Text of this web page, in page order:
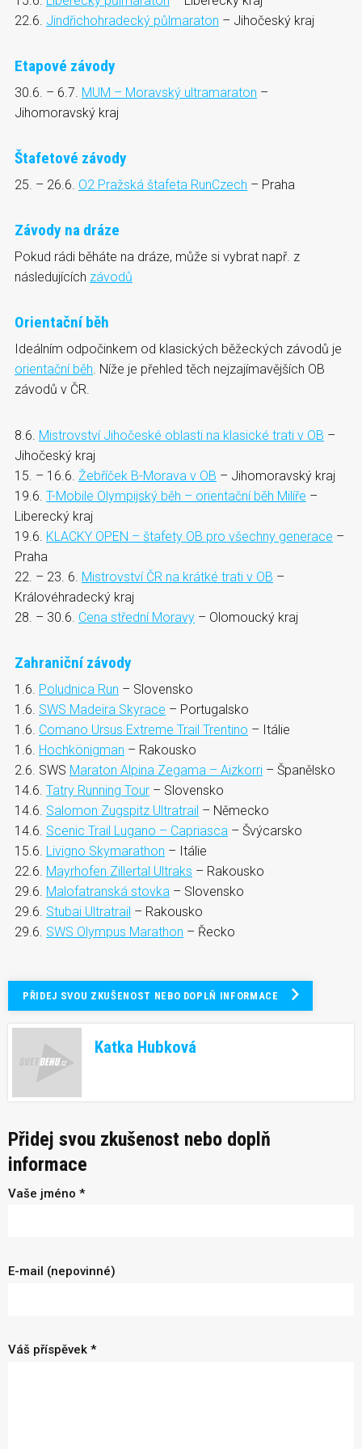
22.6. Jindřichohradecký půlmaraton – Jihočeský kraj
Etapové závody
30.6. – 6.7. MUM – Moravský ultramaraton –
Jihomoravský kraj
Štafetové závody
25. – 26.6. O2 Pražská štafeta RunCzech – Praha
Závody na dráze
Pokud rádi běháte na dráze, může si vybrat např. z
následujících závodů
Orientační běh
Ideálním odpočinkem od klasických běžeckých závodů je
orientační běh . Níže je přehled těch nejzajímavějších OB
závodů v ČR.
8.6. Mistrovství Jihočeské oblasti na klasické trati v OB –
Jihočeský kraj
15. – 16.6. Žebříček B-Morava v OB – Jihomoravský kraj
19.6. T-Mobile Olympijský běh – orientační běh Milíře –
Liberecký kraj
19.6. KLACKY OPEN – štafety OB pro všechny generace –
Praha
22. – 23. 6. Mistrovství ČR na krátké trati v OB –
Královéhradecký kraj
28. – 30.6. Cena střední Moravy – Olomoucký kraj
Zahraniční závody
1.6. Poludnica Run – Slovensko
1.6. SWS Madeira Skyrace – Portugalsko
1.6. Comano Ursus Extreme Trail Trentino – Itálie
1.6. Hochkönigman – Rakousko
2.6. SWS Maraton Alpina Zegama – Aizkorri – Španělsko
14.6. Tatry Running Tour – Slovensko
14.6. Salomon Zugspitz Ultratrail – Německo
14.6. Scenic Trail Lugano – Capriasca – Švýcarsko
15.6. Livigno Skymarathon – Itálie
22.6. Mayrhofen Zillertal Ultraks – Rakousko
29.6. Malofatranská stovka – Slovensko
29.6. Stubai Ultratrail – Rakousko
29.6. SWS Olympus Marathon – Řecko
PŘIDEJ SVOU ZKUŠENOST NEBO DOPLŇ INFORMACE
Katka Hubková
Přidej svou zkušenost nebo doplň
informace
Vaše jméno *
E-mail (nepovinné)
Váš příspěvek *